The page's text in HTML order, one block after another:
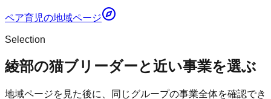
ペア育児の地域ページ
Selection
綾部の猫ブリーダーと近い事業を選ぶ
地域ページを見た後に、同じグループの事業全体を確認でき